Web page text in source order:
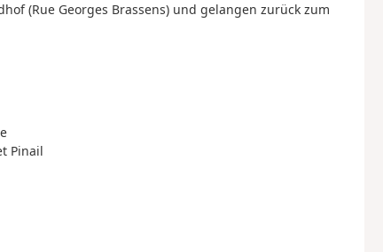
(Rue Georges Brassens) und gelangen zurück zum
Pinail